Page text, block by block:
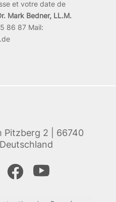
et votre date de
Mark Bedner, LL.M.
86 87 Mail:
Pitzberg 2 | 66740
 